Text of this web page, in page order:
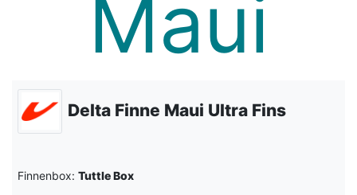
Delta Finne Maui Ultra Fins
Finnenbox: Tuttle Box